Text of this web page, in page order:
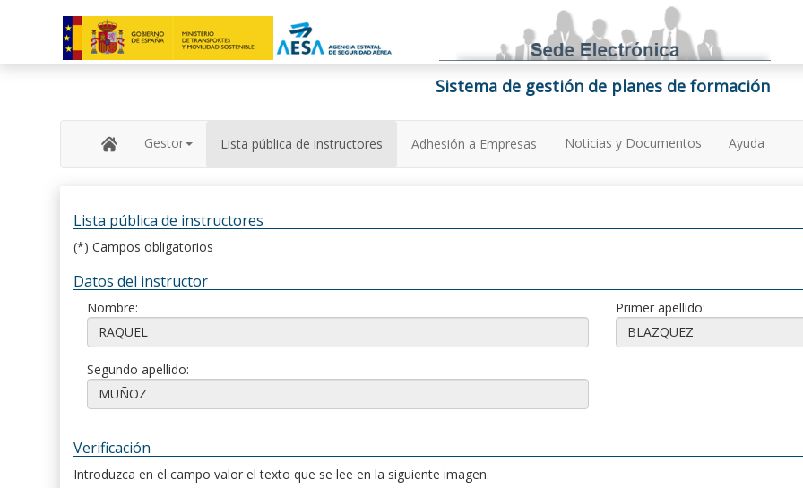
Sistema de gestión de planes de formación
Gestor Lista pública de instructores Adhesión a Empresas Noticias y Documentos Ayuda
Lista pública de instructores
(*) Campos obligatorios
Datos del instructor
Nombre: Primer apellido:
Segundo apellido:
Verificación
Introduzca en el campo valor el texto que se lee en la siguiente imagen.